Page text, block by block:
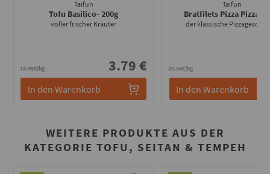
Taifun
Tofu Basilico- 200g
voller frischer Kräuter
18.95€/kg 3.79 €
In den Warenkorb
Taifun
Bratfilets Pizza Pizza
der klassische
20.56€/kg
In den Warenkorb
WEITERE PRODUKTE AUS DER
KATEGORIE TOFU, SEITAN & TEMPEH